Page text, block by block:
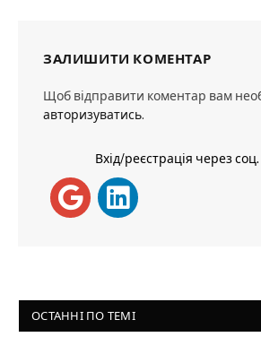
ЗАЛИШИТИ КОМЕНТАР
Щоб відправити коментар вам
авторизуватись.
Вхід/реєстрація через
ОСТАННІ ПО ТЕМІ